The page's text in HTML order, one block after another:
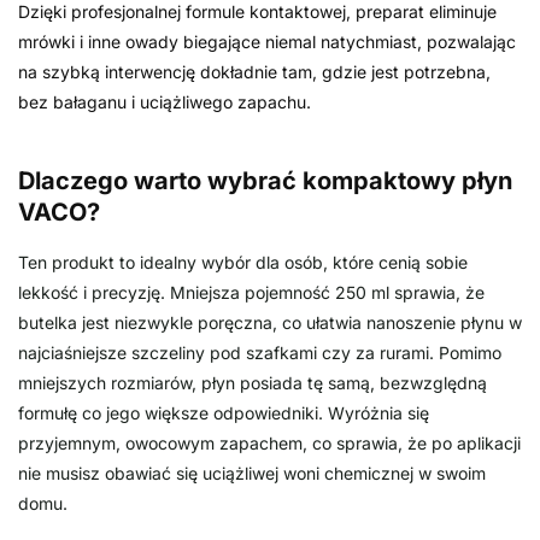
Dzięki profesjonalnej formule kontaktowej, preparat eliminuje
mrówki i inne owady biegające niemal natychmiast, pozwalając
na szybką interwencję dokładnie tam, gdzie jest potrzebna,
bez bałaganu i uciążliwego zapachu.
Dlaczego warto wybrać kompaktowy płyn
VACO?
Ten produkt to idealny wybór dla osób, które cenią sobie
lekkość i precyzję. Mniejsza pojemność 250 ml sprawia, że
butelka jest niezwykle poręczna, co ułatwia nanoszenie płynu w
najciaśniejsze szczeliny pod szafkami czy za rurami. Pomimo
mniejszych rozmiarów, płyn posiada tę samą, bezwzględną
formułę co jego większe odpowiedniki. Wyróżnia się
przyjemnym, owocowym zapachem, co sprawia, że po aplikacji
nie musisz obawiać się uciążliwej woni chemicznej w swoim
domu.